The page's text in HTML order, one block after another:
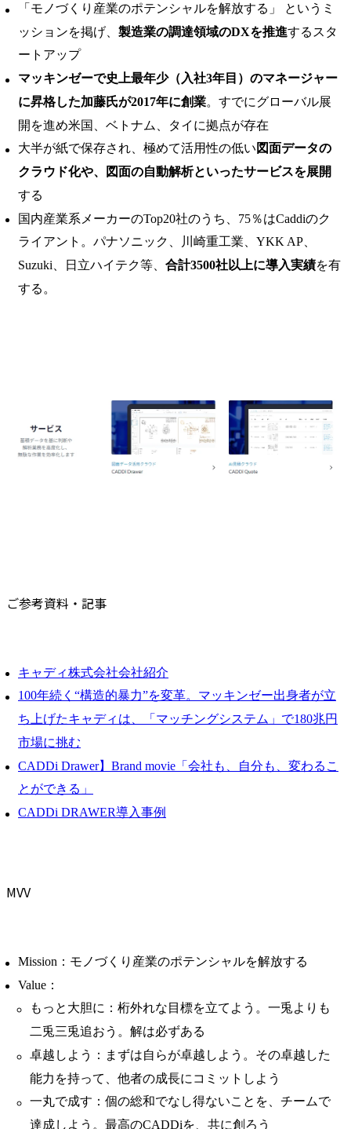
「モノづくり産業のポテンシャルを解放する」 というミ
ッションを掲げ、 製造業の調達領域のDXを推進するスタ
ートアップ
マッキンゼーで史上最年少（入社3年目）のマネージャー
に昇格した加藤氏が2017年に創業。すでにグローバル展
開を進め米国、ベトナム、タイに拠点が存在
大半が紙で保存され、極めて活用性の低い 図面データの
クラウド化や、図面の自動解析といったサービスを展開
する
国内産業系メーカーのTop20社のうち、75％はCaddiのク
ライアント。パナソニック、川崎重工業、YKK AP、
Suzuki、日立ハイテク等、 合計3500社以上に導入実績を有
する。
ご参考資料・記事
キャディ株式会社会社紹介
100年続く“構造的暴力”を変革。マッキンゼー出身者が立
ち上げたキャディは、「マッチングシステム」で180兆円
市場に挑む
CADDi Drawer】Brand movie「会社も、自分も、変わるこ
とができる」
CADDi DRAWER導入事例
MVV
Mission：モノづくり産業のポテンシャルを解放する
Value：
もっと大胆に：桁外れな目標を立てよう。一兎よりも
二兎三兎追おう。解は必ずある
卓越しよう：まずは自らが卓越しよう。その卓越した
能力を持って、他者の成長にコミットしよう
一丸で成す：個の総和でなし得ないことを、チームで
達成しよう。最高のCADDiを、共に創ろう